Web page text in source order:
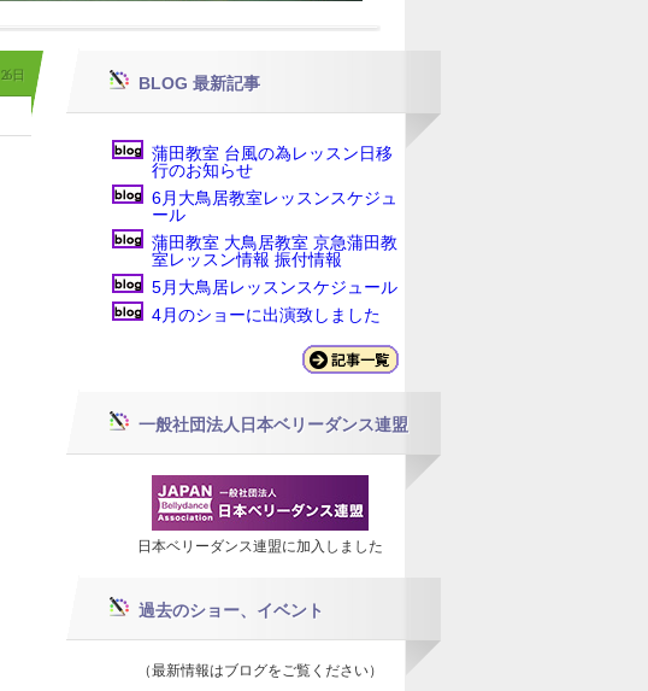
26日 BLOG 最新記事
蒲田教室 台風の為レッスン日移
行のお知らせ
6月大鳥居教室レッスンスケジュ
ール
蒲田教室 大鳥居教室 京急蒲田教
室レッスン情報 振付情報
5月大鳥居レッスンスケジュール
4月のショーに出演致しました
一般社団法人日本ベリーダンス連盟
日本ベリーダンス連盟に加入しました
過去のショー、イベント
（最新情報はブログをご覧ください）